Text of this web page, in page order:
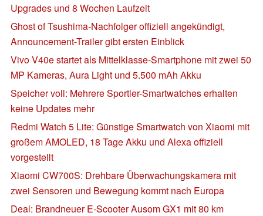
Upgrades und 8 Wochen Laufzeit
Ghost of Tsushima-Nachfolger offiziell angekündigt,
Announcement-Trailer gibt ersten Einblick
Vivo V40e startet als Mittelklasse-Smartphone mit zwei 50
MP Kameras, Aura Light und 5.500 mAh Akku
Speicher voll: Mehrere Sportler-Smartwatches erhalten
keine Updates mehr
Redmi Watch 5 Lite: Günstige Smartwatch von Xiaomi mit
großem AMOLED, 18 Tage Akku und Alexa offiziell
vorgestellt
Xiaomi CW700S: Drehbare Überwachungskamera mit
zwei Sensoren und Bewegung kommt nach Europa
Deal: Brandneuer E-Scooter Ausom GX1 mit 80 km